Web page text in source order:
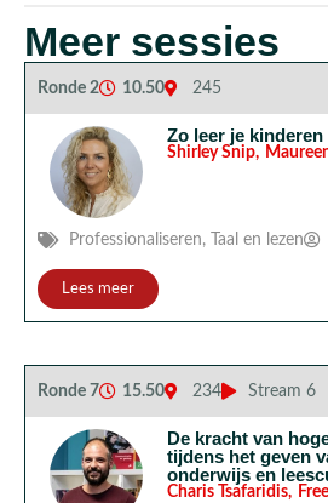
Meer sessies
Ronde 2 10.50 245
Zo leer je
Shirley Snip,
Professionaliseren, Taal en lezen
Lees meer
Ronde 7 15.50 234 Stream 6
De kracht van
tijdens het geven
onderwijs en
Charis Tsafaridis,